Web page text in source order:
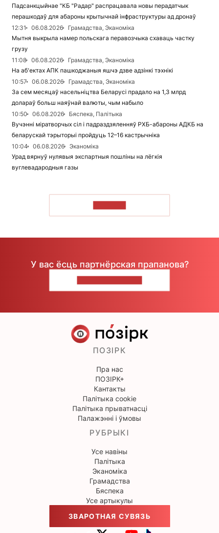
Падсанкцыйнае "КБ "Радар" распрацавала новы перадатчык
перашкодаў для абароны крытычнай інфраструктуры ад дронаў
12:31
06.08.2026
Грамадства, Эканоміка
Мытня выкрыла намер польскага перавозчыка схаваць частку
грузу
11:08
06.08.2026
Грамадства, Эканоміка
На аб'ектах АПК пашкоджаныя яшчэ дзве адзінкі тэхнікі
10:57
06.08.2026
Грамадства, Эканоміка
За сем месяцаў насельніцтва Беларусі прадало на 1,3 млрд
долараў больш наяўнай валюты, чым набыло
10:50
06.08.2026
Бяспека, Палітыка
Вучэнні міратворчых сіл і падраздзяленняў РХБ-абароны АДКБ на
беларускай тэрыторыі пройдуць 12–16 кастрычніка
10:04
06.08.2026
Эканоміка
Урад вярнуў нулявыя экспартныя пошліны на лёгкія
вуглевадародныя газы
У вас ёсць партнёрская прапанова?
ПОЗІРК
Пра нас
ПОЗІРК+
Кантакты
Палітыка cookie
Палітыка прыватнасці
Палажэнні і ўмовы
РУБРЫКІ
Усе навіны
Палітыка
Эканоміка
Грамадства
Бяспека
Усе артыкулы
ЗВАРОТНАЯ СУВЯЗЬ